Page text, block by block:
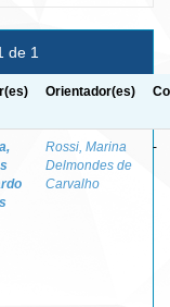
de 1
Orientador(es)
Rossi, Marina
Delmondes de
Carvalho
-